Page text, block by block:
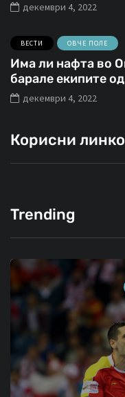
декември 4, 2022
ВЕСТИ ОВЧЕ ПОЛЕ
Има ли нафта во
барале екипите
декември 4, 2022
Корисни
Trending